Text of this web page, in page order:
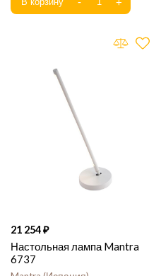
21 254
Настольная лампа Mantra
6737